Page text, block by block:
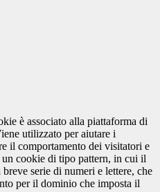
è associato alla piattaforma di
utilizzato per aiutare i
il comportamento dei visitatori e
cookie di tipo pattern, in cui il
serie di numeri e lettere, che
per il dominio che imposta il